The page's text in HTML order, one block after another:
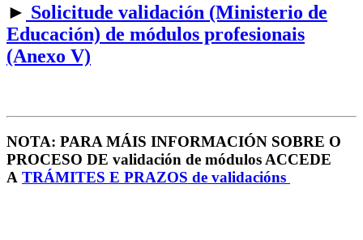
► Solicitude validación (Ministerio de
Educación) de módulos profesionais
(Anexo V)
NOTA: PARA MÁIS INFORMACIÓN SOBRE O
PROCESO DE validación de módulos ACCEDE
A TRÁMITES E PRAZOS de validacións